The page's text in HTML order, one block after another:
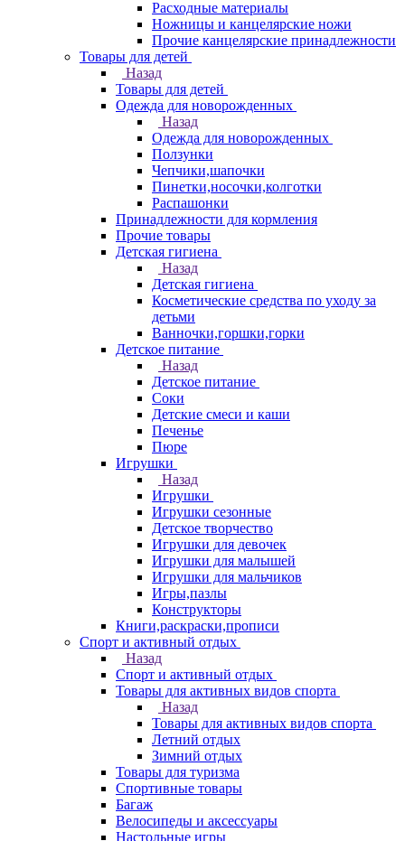
Расходные материалы
Ножницы и канцелярские ножи
Прочие канцелярские принадлежности
Товары для детей
Назад
Товары для детей
Одежда для новорожденных
Назад
Одежда для новорожденных
Ползунки
Чепчики,шапочки
Пинетки,носочки,колготки
Распашонки
Принадлежности для кормления
Прочие товары
Детская гигиена
Назад
Детская гигиена
Косметические средства по уходу за
детьми
Ванночки,горшки,горки
Детское питание
Назад
Детское питание
Соки
Детские смеси и каши
Печенье
Пюре
Игрушки
Назад
Игрушки
Игрушки сезонные
Детское творчество
Игрушки для девочек
Игрушки для малышей
Игрушки для мальчиков
Игры,пазлы
Конструкторы
Книги,раскраски,прописи
Спорт и активный отдых
Назад
Спорт и активный отдых
Товары для активных видов спорта
Назад
Товары для активных видов спорта
Летний отдых
Зимний отдых
Товары для туризма
Спортивные товары
Багаж
Велосипеды и аксессуары
Настольные игры